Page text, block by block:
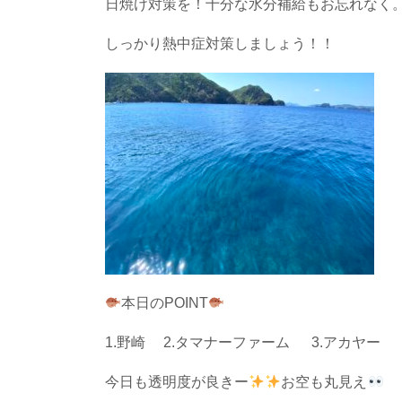
日焼け対策を！十分な水分補給もお忘れなく
しっかり熱中症対策しましょう！！
本日のPOINT
1.野崎 2.タマナーファーム 3.アカヤー
今日も透明度が良きー お空も丸見え